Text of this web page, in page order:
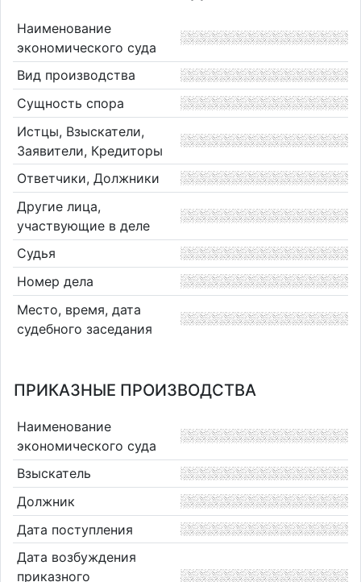
Наименование
экономического суда
Вид производства
Сущность спора
Истцы, Взыскатели,
Заявители, Кредиторы
Ответчики, Должники
Другие лица,
участвующие в деле
Судья
Номер дела
Место, время, дата
судебного заседания
ПРИКАЗНЫЕ ПРОИЗВОДСТВА
Наименование
экономического суда
Взыскатель
Должник
Дата поступления
Дата возбуждения
приказного